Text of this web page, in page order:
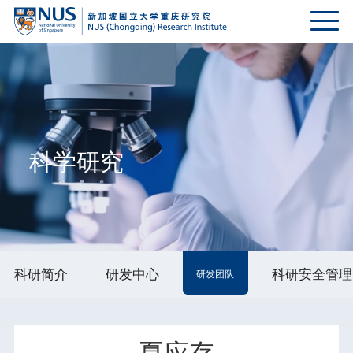
科学研究
科研简介 研发中心 研发团队 科研安全管理